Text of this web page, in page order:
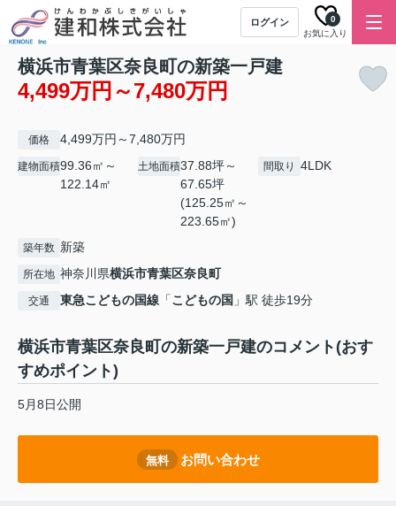
ログイン
お気に入り
0
横浜市青葉区奈良町の新築一戸建
4,499万円～7,480万円
価格 4,499万円～7,480万円
建物面積99.36㎡～
122.14㎡
土地面積37.88坪～
67.65坪
(125.25㎡～
223.65㎡)
間取り 4LDK
築年数 新築
所在地 神奈川県横浜市青葉区奈良町
交通 東急こどもの国線 「こどもの国 」駅 徒歩19分
横浜市青葉区奈良町の新築一戸建のコメント(おす
すめポイント)
5月8日公開
無料 お問い合わせ